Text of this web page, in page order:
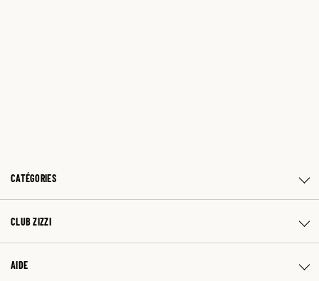
CATÉGORIES
CLUB ZIZZI
AIDE